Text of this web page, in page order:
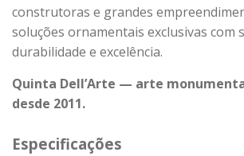
construtoras e grandes
soluções ornamentais exclusivas com
durabilidade e excelência.
Quinta Dell’Arte — arte
desde 2011.
Especificações